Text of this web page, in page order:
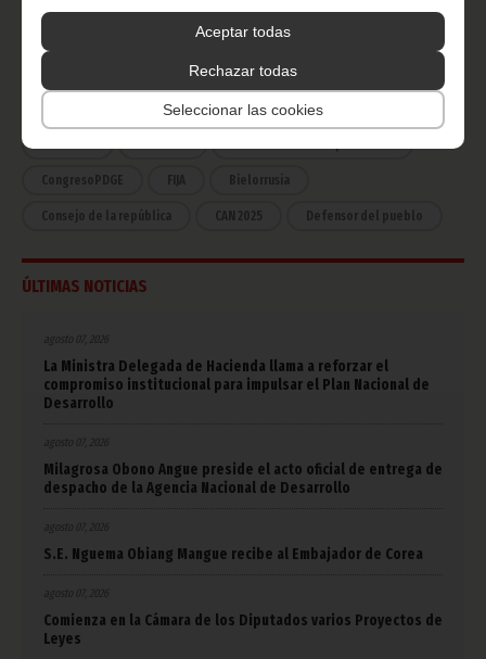
Aceptar todas
Rechazar todas
Seleccionar las cookies
Noticias Gobierno
Presidencia
África
Deportes Vicepresidencia
Cultura Estadísticas
CongresoPDGE FIJA Bielorrusia
Consejo de la república CAN 2025 Defensor del pueblo
ÚLTIMAS NOTICIAS
agosto 07, 2026
La Ministra Delegada de Hacienda llama a reforzar el
compromiso institucional para impulsar el Plan Nacional de
Desarrollo
agosto 07, 2026
Milagrosa Obono Angue preside el acto oficial de entrega de
despacho de la Agencia Nacional de Desarrollo
agosto 07, 2026
S.E. Nguema Obiang Mangue recibe al Embajador de Corea
agosto 07, 2026
Comienza en la Cámara de los Diputados varios Proyectos de
Leyes